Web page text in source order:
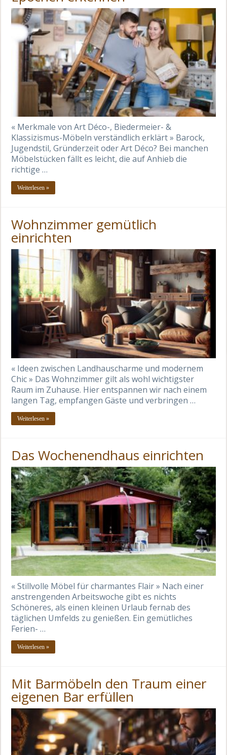
« Merkmale von Art Déco-, Biedermeier- &
Klassizismus-Möbeln verständlich erklärt » Barock,
Jugendstil, Gründerzeit oder Art Déco? Bei manchen
Möbelstücken fällt es leicht, die auf Anhieb die
richtige …
Weiterlesen »
Wohnzimmer gemütlich
einrichten
« Ideen zwischen Landhauscharme und modernem
Chic » Das Wohnzimmer gilt als wohl wichtigster
Raum im Zuhause. Hier entspannen wir nach einem
langen Tag, empfangen Gäste und verbringen …
Weiterlesen »
Das Wochenendhaus einrichten
« Stillvolle Möbel für charmantes Flair » Nach einer
anstrengenden Arbeitswoche gibt es nichts
Schöneres, als einen kleinen Urlaub fernab des
täglichen Umfelds zu genießen. Ein gemütliches
Ferien- …
Weiterlesen »
Mit Barmöbeln den Traum einer
eigenen Bar erfüllen